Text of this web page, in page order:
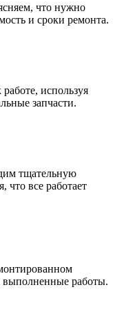
что нужно
и сроки ремонта.
используя
запчасти.
тщательную
что все работает
выполненные работы.